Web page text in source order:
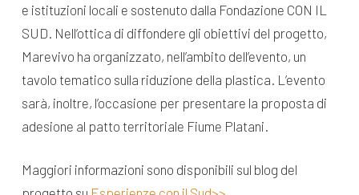
e istituzioni locali e sostenuto dalla Fondazione CON IL
SUD. Nell’ottica di diffondere gli obiettivi del progetto,
Marevivo ha organizzato, nell’ambito dell’evento, un
tavolo tematico sulla riduzione della plastica. L’evento
sarà, inoltre, l’occasione per presentare la proposta di
adesione al patto territoriale Fiume Platani.
Maggiori informazioni sono disponibili sul blog del